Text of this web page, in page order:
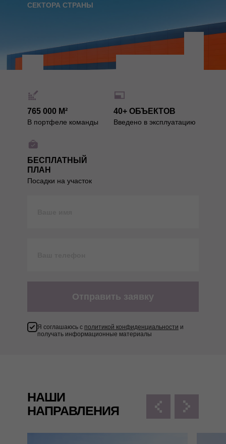
СЕКТОРА СТРАНЫ
Я соглашаюсь с политикой конфиденциальности и
получать информационные материалы
Отправить заявку
Введено в эксплуатацию
40+ ОБЪЕКТОВ
В портфеле команды
765 000 М²
Посадки на участок
БЕСПЛАТНЫЙ
ПЛАН
НАШИ
НАПРАВЛЕНИЯ